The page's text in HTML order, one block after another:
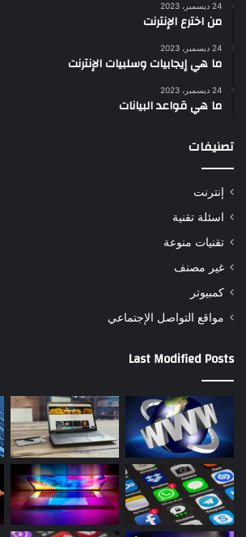
24 ديسمبر، 2023
من اخترع الإنترنت
24 ديسمبر، 2023
ما هي إيجابيات وسلبيات الإنترنت
24 ديسمبر، 2023
ما هي قواعد البيانات
تصنيفات
إنترنت
اسئلة تقنية
تقنيات منوعة
غير مصنف
كمبيوتر
مواقع التواصل اﻹجتماعي
Last Modified Posts